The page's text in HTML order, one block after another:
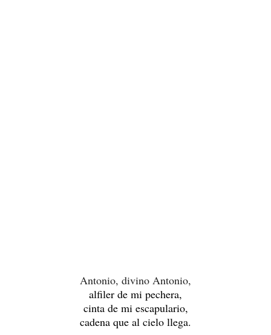
Antonio, divino Antonio,
alfiler de mi pechera,
cinta de mi escapulario,
cadena que al cielo llega.